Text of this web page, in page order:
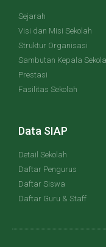
Sejarah
Visi dan Misi Sekolah
Struktur Organisasi
Sambutan Kepala
Prestasi
Fasilitas Sekolah
Data SIAP
Detail Sekolah
Daftar Pengurus
Daftar Siswa
Daftar Guru & Staff